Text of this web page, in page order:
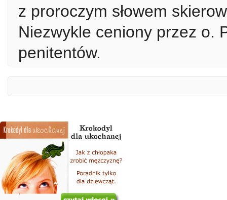
z proroczym słowem
Niezwykle ceniony przez o.
penitentów.